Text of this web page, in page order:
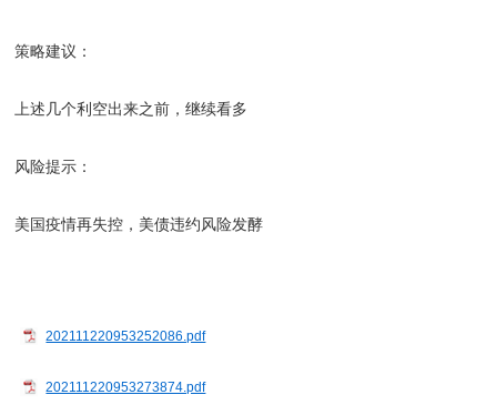
策略建议：
上述几个利空出来之前，继续看多
风险提示：
美国疫情再失控，美债违约风险发酵
202111220953252086.pdf
202111220953273874.pdf